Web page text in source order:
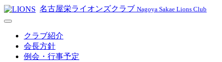
名古屋栄ライオンズクラブ Nagoya Sakae Lions Club
クラブ紹介
会長方針
例会・行事予定